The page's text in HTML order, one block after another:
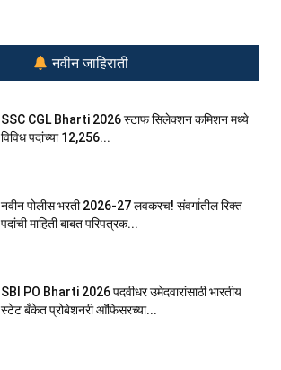
नवीन जाहिराती
SSC CGL Bharti 2026 स्टाफ सिलेक्शन कमिशन मध्ये
विविध पदांच्या 12,256...
नवीन पोलीस भरती 2026-27 लवकरच! संवर्गातील रिक्त
पदांची माहिती बाबत परिपत्रक...
SBI PO Bharti 2026 पदवीधर उमेदवारांसाठी भारतीय
स्टेट बँकेत प्रोबेशनरी आ‍ॅफिसरच्या...